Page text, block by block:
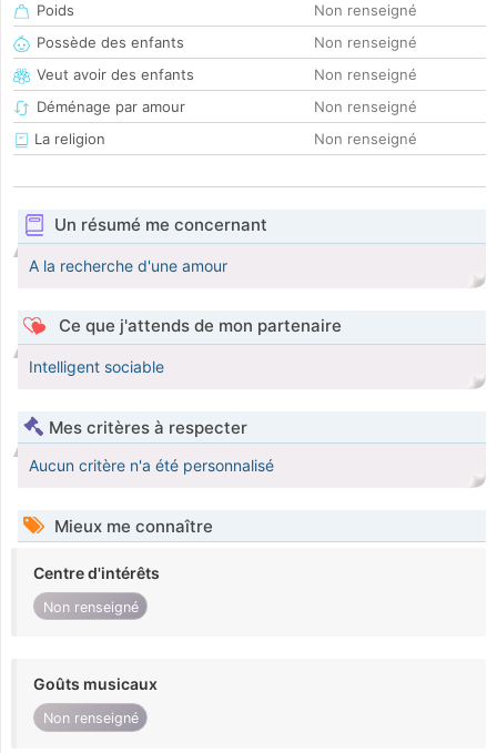
Poids
Non renseigné
Possède des enfants
Non renseigné
Veut avoir des enfants
Non renseigné
Déménage par amour
Non renseigné
La religion
Non renseigné
Un résumé me concernant
A la recherche d'une amour
Ce que j'attends de mon partenaire
Intelligent sociable
Mes critères à respecter
Aucun critère n'a été personnalisé
Mieux me connaître
Centre d'intérêts
Non renseigné
Goûts musicaux
Non renseigné